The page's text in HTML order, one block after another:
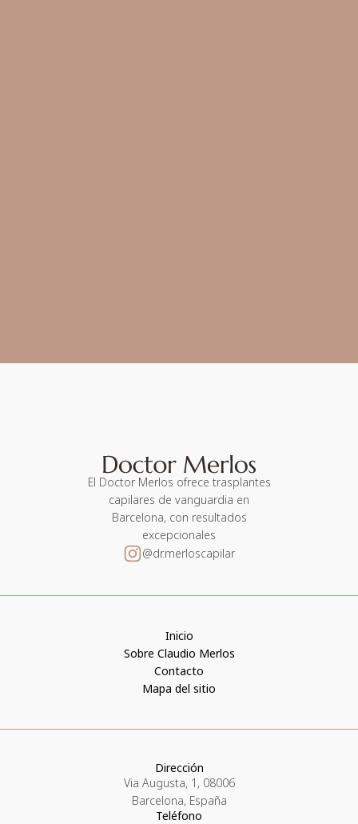
El Doctor Merlos ofrece trasplantes
capilares de vanguardia en
Barcelona, con resultados
excepcionales
@dr.merloscapilar
Inicio
Sobre Claudio Merlos
Contacto
Mapa del sitio
Dirección
Via Augusta, 1, 08006
Barcelona, España
Teléfono